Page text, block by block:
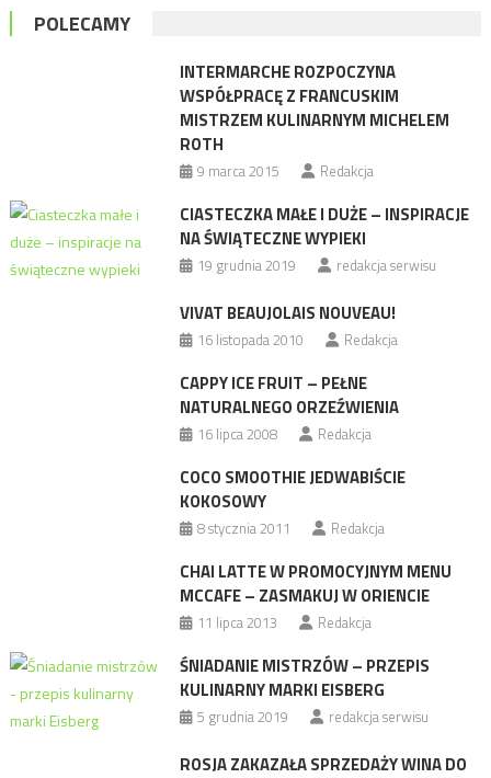
POLECAMY
INTERMARCHE ROZPOCZYNA
WSPÓŁPRACĘ Z FRANCUSKIM
MISTRZEM KULINARNYM MICHELEM
ROTH
9 marca 2015 Redakcja
CIASTECZKA MAŁE I DUŻE – INSPIRACJE
NA ŚWIĄTECZNE WYPIEKI
19 grudnia 2019 redakcja serwisu
VIVAT BEAUJOLAIS NOUVEAU!
16 listopada 2010 Redakcja
CAPPY ICE FRUIT – PEŁNE
NATURALNEGO ORZEŹWIENIA
16 lipca 2008 Redakcja
COCO SMOOTHIE JEDWABIŚCIE
KOKOSOWY
8 stycznia 2011 Redakcja
CHAI LATTE W PROMOCYJNYM MENU
MCCAFE – ZASMAKUJ W ORIENCIE
11 lipca 2013 Redakcja
ŚNIADANIE MISTRZÓW – PRZEPIS
KULINARNY MARKI EISBERG
5 grudnia 2019 redakcja serwisu
ROSJA ZAKAZAŁA SPRZEDAŻY WINA DO